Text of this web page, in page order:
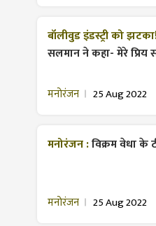
बॉलीवुड इंडस्ट्री को
सलमान ने कहा- मेरे
मनोरंजन 25 Aug 2022
मनोरंजन :विक्रम वेधा के
मनोरंजन 25 Aug 2022